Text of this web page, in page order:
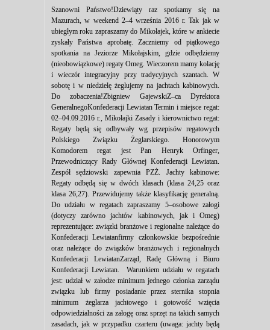
Szanowni Państwo!Dziewiąty raz spotkamy się na
Mazurach, w weekend 2–4 września 2016 r. Tak jak w
ubiegłym roku zapraszamy do Mikołajek, które w ankiecie
zyskały Państwa aprobatę. Zaczniemy od piątkowego
spotkania na Jeziorze Mikołajskim, gdzie odbędziemy
(nieobowiązkowe) regaty Omeg. Wieczorem mamy kolację
i wieczór integracyjny przy tradycyjnych szantach. W
sobotę i w niedzielę żeglujemy na jachtach kabinowych.
Do zobaczenia!Zbigniew GajewskiZ–ca Dyrektora
GeneralnegoKonfederacji Lewiatan Termin i miejsce regat:
02–04.09.2016 r., Mikołajki Zasady i kierownictwo regat:
Regaty będą się odbywały wg przepisów regatowych
Polskiego Związku Żeglarskiego. Honorowym
Komodorem regat jest Pan Henryk Orfinger,
Przewodniczący Rady Głównej Konfederacji Lewiatan.
Zespół sędziowski zapewnia PZŻ. Jachty kabinowe:
Regaty odbędą się w dwóch klasach (klasa 24,25 oraz
klasa 26,27). Przewidujemy także klasyfikację generalną.
Do udziału w regatach zapraszamy 5–osobowe załogi
(dotyczy zarówno jachtów kabinowych, jak i Omeg)
reprezentujące: związki branżowe i regionalne należące do
Konfederacji Lewiatanfirmy członkowskie bezpośrednie
oraz należące do związków branżowych i regionalnych
Konfederacji LewiatanZarząd, Radę Główną i Biuro
Konfederacji Lewiatan. Warunkiem udziału w regatach
jest: udział w załodze minimum jednego członka zarządu
związku lub firmy posiadanie przez sternika stopnia
minimum żeglarza jachtowego i gotowość wzięcia
odpowiedzialności za załogę oraz sprzęt na takich samych
zasadach, jak w przypadku czarteru (uwaga: jachty będą